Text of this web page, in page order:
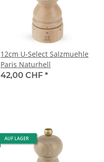
12cm U-Select Salzmuehle
Paris Naturhell
42,00 CHF *
AUF LAGER